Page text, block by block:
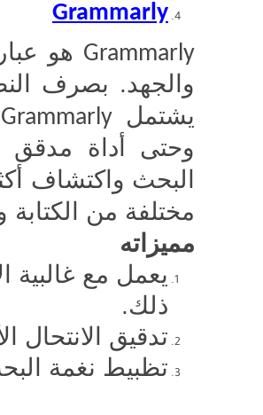
Grammarly
Grammarly هو
والجهد. بصرف
يشتملGrammarly
وحتى أداة مدقق
مختلفة من الكتابة
مميزاته
يعمل مع غالبية
ذلك.
تدقيق الانتحال
تظبيط نغمة